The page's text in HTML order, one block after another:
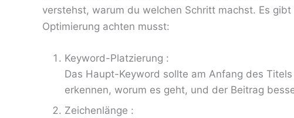
verstehst, warum du welchen Schritt machst. Es
Optimierung achten musst:
Keyword-Platzierung :
Das Haupt-Keyword sollte am Anfang des
erkennen, worum es geht, und der Beitrag
Zeichenlänge :